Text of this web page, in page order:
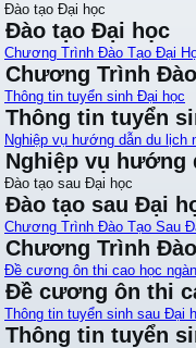
Đào tạo Đại học
Đào tạo Đại học
Chương Trình Đào Tạo Đại
Chương Trình
Thông tin tuyển sinh Đại học
Thông tin tuyển
Nghiệp vụ hướng dẫn du lịch
Nghiệp vụ hướng
Đào tạo sau Đại học
Đào tạo sau Đại
Chương Trình Đào Tạo Sau
Chương Trình
Đề cương ôn thi cao học
Đề cương ôn thi
Thông tin tuyển sinh sau Đại
Thông tin tuyển